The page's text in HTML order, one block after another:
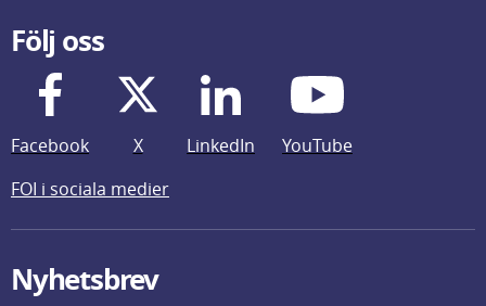
Följ oss
Facebook X LinkedIn
YouTube
FOI i sociala medier
Nyhetsbrev